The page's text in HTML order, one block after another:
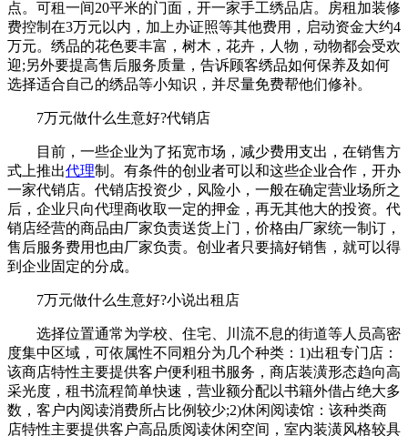
点。可租一间20平米的门面，开一家手工绣品店。房租加装修
费控制在3万元以内，加上办证照等其他费用，启动资金大约4
万元。绣品的花色要丰富，树木，花卉，人物，动物都会受欢
迎;另外要提高售后服务质量，告诉顾客绣品如何保养及如何
选择适合自己的绣品等小知识，并尽量免费帮他们修补。
7万元做什么生意好?代销店
目前，一些企业为了拓宽市场，减少费用支出，在销售方
式上推出代理制。有条件的创业者可以和这些企业合作，开办
一家代销店。代销店投资少，风险小，一般在确定营业场所之
后，企业只向代理商收取一定的押金，再无其他大的投资。代
销店经营的商品由厂家负责送货上门，价格由厂家统一制订，
售后服务费用也由厂家负责。创业者只要搞好销售，就可以得
到企业固定的分成。
7万元做什么生意好?小说出租店
选择位置通常为学校、住宅、川流不息的街道等人员高密
度集中区域，可依属性不同粗分为几个种类：1)出租专门店：
该商店特性主要提供客户便利租书服务，商店装潢形态趋向高
采光度，租书流程简单快速，营业额分配以书籍外借占绝大多
数，客户内阅读消费所占比例较少;2)休闲阅读馆：该种类商
店特性主要提供客户高品质阅读休闲空间，室内装潢风格较具